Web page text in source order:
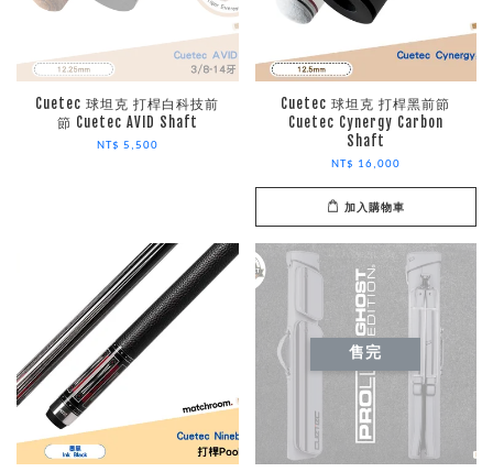
Cuetec 球坦克 打桿白科技前
節 Cuetec AVID Shaft
NT$ 5,500
Cuetec 球坦克 打桿黑前節
Cuetec Cynergy Carbon
Shaft
NT$ 16,000
加入購物車
售完